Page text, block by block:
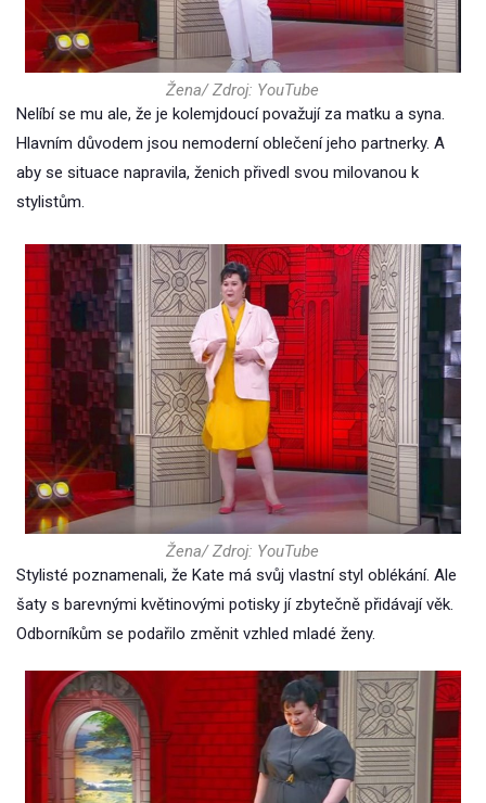
Žena/ Zdroj: YouTube
Nelíbí se mu ale, že je kolemjdoucí považují za matku a syna.
Hlavním důvodem jsou nemoderní oblečení jeho partnerky. A
aby se situace napravila, ženich přivedl svou milovanou k
stylistům.
Žena/ Zdroj: YouTube
Stylisté poznamenali, že Kate má svůj vlastní styl oblékání. Ale
šaty s barevnými květinovými potisky jí zbytečně přidávají věk.
Odborníkům se podařilo změnit vzhled mladé ženy.